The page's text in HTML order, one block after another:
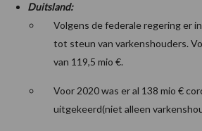
Duitsland:
Volgens de federale regering er
tot steun van varkenshouders.
van 119,5 mio €.
Voor 2020 was er al 138 mio €
uitgekeerd(niet alleen